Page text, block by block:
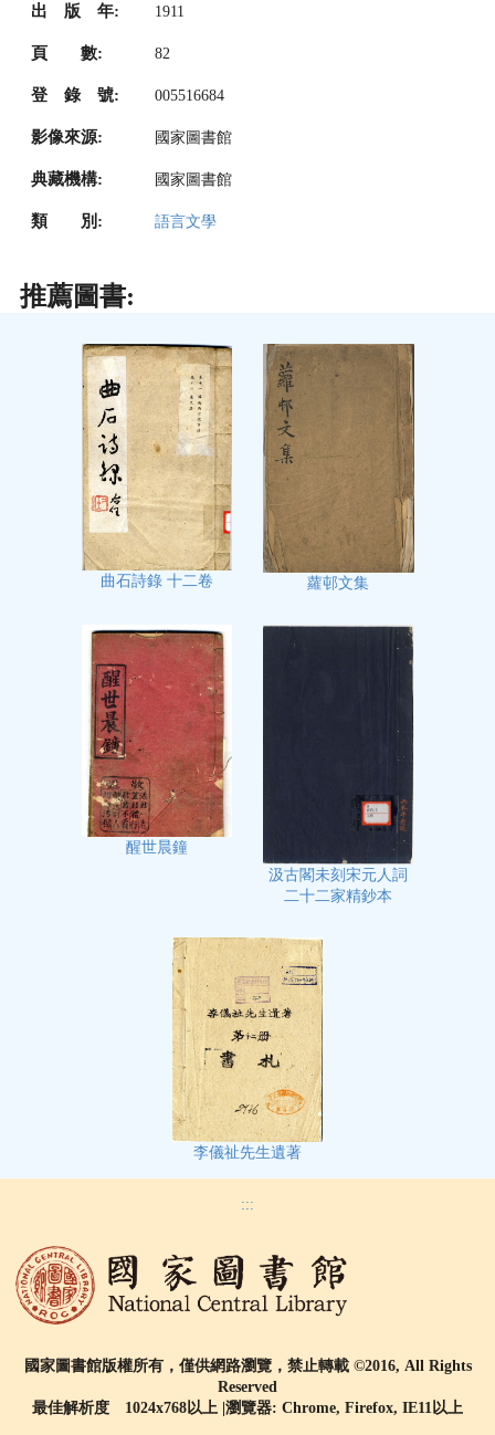
出 版 年: 1911
頁 數: 82
登 錄 號: 005516684
影像來源: 國家圖書館
典藏機構: 國家圖書館
類 別: 語言文學
推薦圖書:
曲石詩錄 十二卷 蘿邨文集
醒世晨鐘
汲古閣未刻宋元人詞
二十二家精鈔本
李儀祉先生遺著
:::
國家圖書館版權所有，僅供網路瀏覽，禁止轉載 ©2016, All Rights
Reserved
最佳解析度 1024x768以上 |瀏覽器: Chrome, Firefox, IE11以上